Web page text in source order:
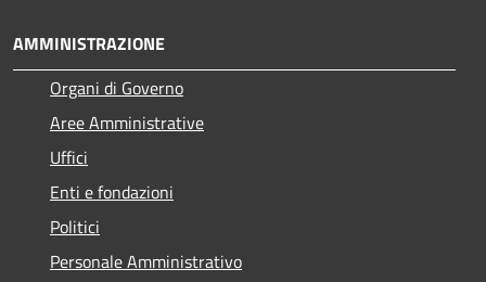
AMMINISTRAZIONE
Organi di Governo
Aree Amministrative
Uffici
Enti e fondazioni
Politici
Personale Amministrativo